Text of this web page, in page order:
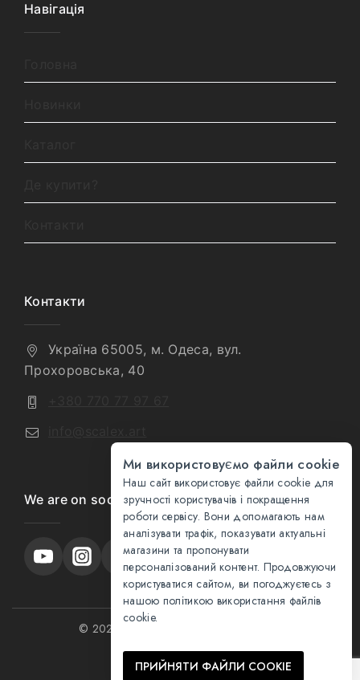
Навігація
Контакти
Україна 65005, м. Одеса, вул.
Прохоровська, 40
We are on social media
© 2026 ScaleX. Scale Realism, Elevated.
Ми використовуємо файли cookie
Наш сайт використовує файли cookie для
зручності користувачів і покращення
роботи сервісу. Вони допомагають нам
аналізувати трафік, показувати актуальні
магазини та пропонувати
персоналізований контент. Продовжуючи
користуватися сайтом, ви погоджуєтесь з
нашою політикою використання файлів
cookie.
ПРИЙНЯТИ ФАЙЛИ COOKIE